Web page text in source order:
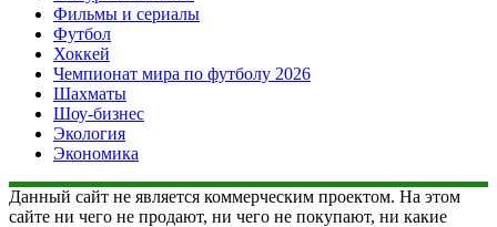
Фильмы и сериалы
Футбол
Хоккей
Чемпионат мира по футболу 2026
Шахматы
Шоу-бизнес
Экология
Экономика
Данный сайт не является коммерческим проектом. На этом
сайте ни чего не продают, ни чего не покупают, ни какие